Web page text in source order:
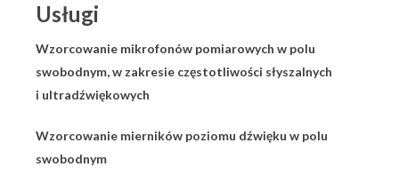
Usługi
Wzorcowanie mikrofonów pomiarowych w polu
swobodnym, w zakresie częstotliwości słyszalnych
i ultradźwiękowych
Wzorcowanie mierników poziomu dźwięku w polu
swobodnym